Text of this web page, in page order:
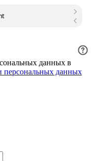
данных в
персональных данных